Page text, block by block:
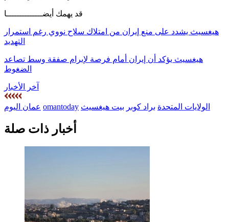
قد يهمك أيضــــــــــــــا
هيغسيث يشدد على منع إيران من امتلاك سلاح نووي رغم استمرار
التهديد
هيغسيث يؤكد أن إيران أمام فرصة لإبرام صفقة وسط تصاعد
الضغوط
آخر الأخبار
عمان اليوم omantoday الولايات المتحدة براد كوبر بيت هيغسيث
أخبار ذات صلة